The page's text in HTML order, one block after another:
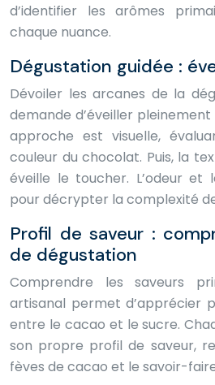
d’identifier les arômes
chaque nuance.
Dégustation guidée :
Dévoiler les arcanes de la
demande d’éveiller pleinement
approche est visuelle,
couleur du chocolat. Puis, la
éveille le toucher. L’odeur et
pour décrypter la complexité
Profil de saveur :
de dégustation
Comprendre les saveurs
artisanal permet d’apprécier
entre le cacao et le sucre.
son propre profil de saveur,
fèves de cacao et le savoir-